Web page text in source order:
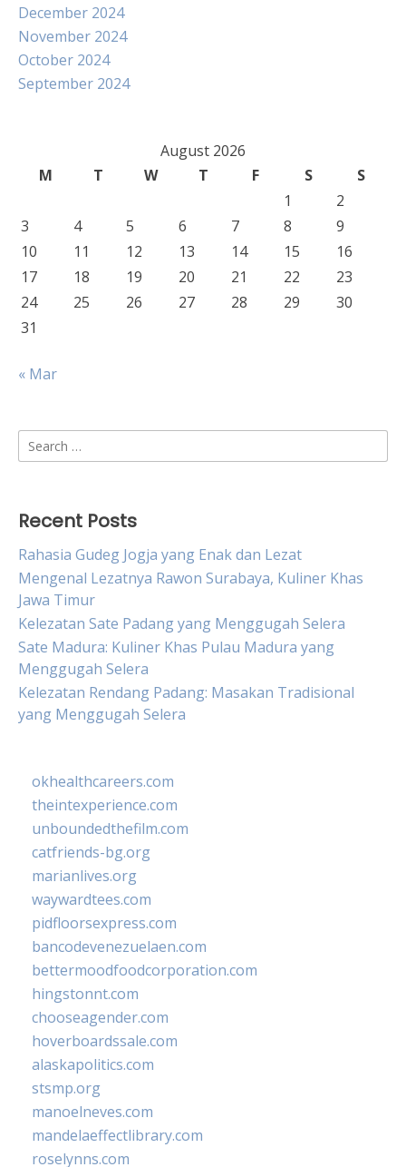
December 2024
November 2024
October 2024
September 2024
August 2026
M
T W T F S
S
1
2
3
4 5 6 7 8
9
10
11 12 13 14 15
16
17
18 19 20 21 22
23
24
25 26 27 28 29
30
31
« Mar
Search
for:
Recent Posts
Rahasia Gudeg Jogja yang Enak dan Lezat
Mengenal Lezatnya Rawon Surabaya, Kuliner Khas
Jawa Timur
Kelezatan Sate Padang yang Menggugah Selera
Sate Madura: Kuliner Khas Pulau Madura yang
Menggugah Selera
Kelezatan Rendang Padang: Masakan Tradisional
yang Menggugah Selera
okhealthcareers.com
theintexperience.com
unboundedthefilm.com
catfriends-bg.org
marianlives.org
waywardtees.com
pidfloorsexpress.com
bancodevenezuelaen.com
bettermoodfoodcorporation.com
hingstonnt.com
chooseagender.com
hoverboardssale.com
alaskapolitics.com
stsmp.org
manoelneves.com
mandelaeffectlibrary.com
roselynns.com